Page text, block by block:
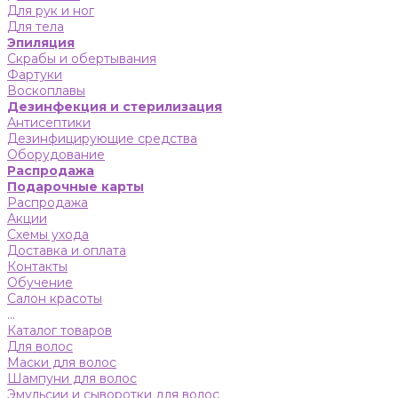
Для рук и ног
Для тела
Эпиляция
Скрабы и обертывания
Фартуки
Воскоплавы
Дезинфекция и стерилизация
Антисептики
Дезинфицирующие средства
Оборудование
Распродажа
Подарочные карты
Распродажа
Акции
Схемы ухода
Доставка и оплата
Контакты
Обучение
Салон красоты
...
Каталог товаров
Для волос
Маски для волос
Шампуни для волос
Эмульсии и сыворотки для волос